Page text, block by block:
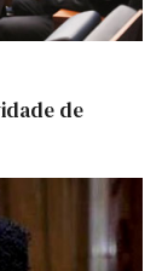
de